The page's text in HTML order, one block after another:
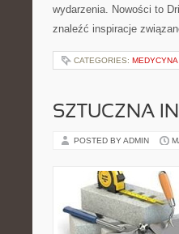
wydarzenia. Nowości to
znaleźć inspiracje
CATEGORIES: MEDYCYNA
SZTUCZNA
POSTED BY ADMIN